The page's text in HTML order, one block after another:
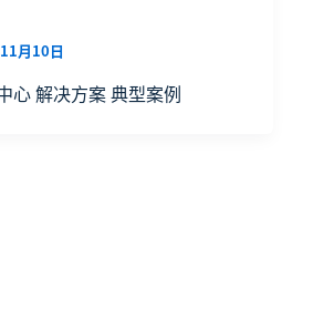
月10日
心 解决方案 典型案例